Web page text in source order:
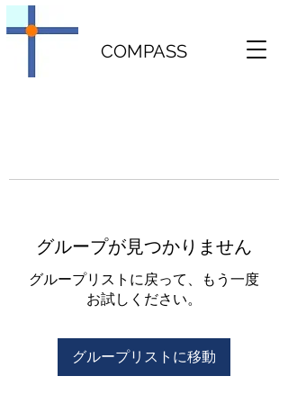
COMPASS
グループが見つかりません
グループリストに戻って、もう一度
お試しください。
グループリストに移動